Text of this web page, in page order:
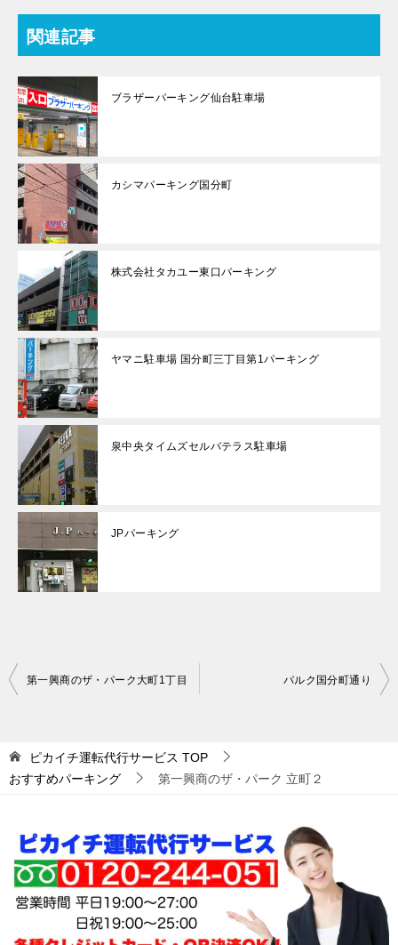
関連記事
ブラザーパーキング仙台駐車場
カシマパーキング国分町
株式会社タカユー東口パーキング
ヤマニ駐車場 国分町三丁目第1パーキング
泉中央タイムズセルバテラス駐車場
JPパーキング
投
ビ
ゲ
シ
ョ
ン
第一興商のザ・パーク大町1丁目 パルク国分町通り
ピカイチ運転代行サービス TOP
おすすめパーキング
第一興商のザ・パーク 立町２